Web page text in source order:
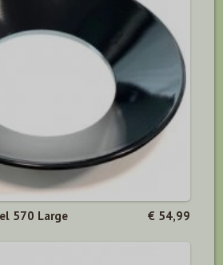
570 Large € 54,99